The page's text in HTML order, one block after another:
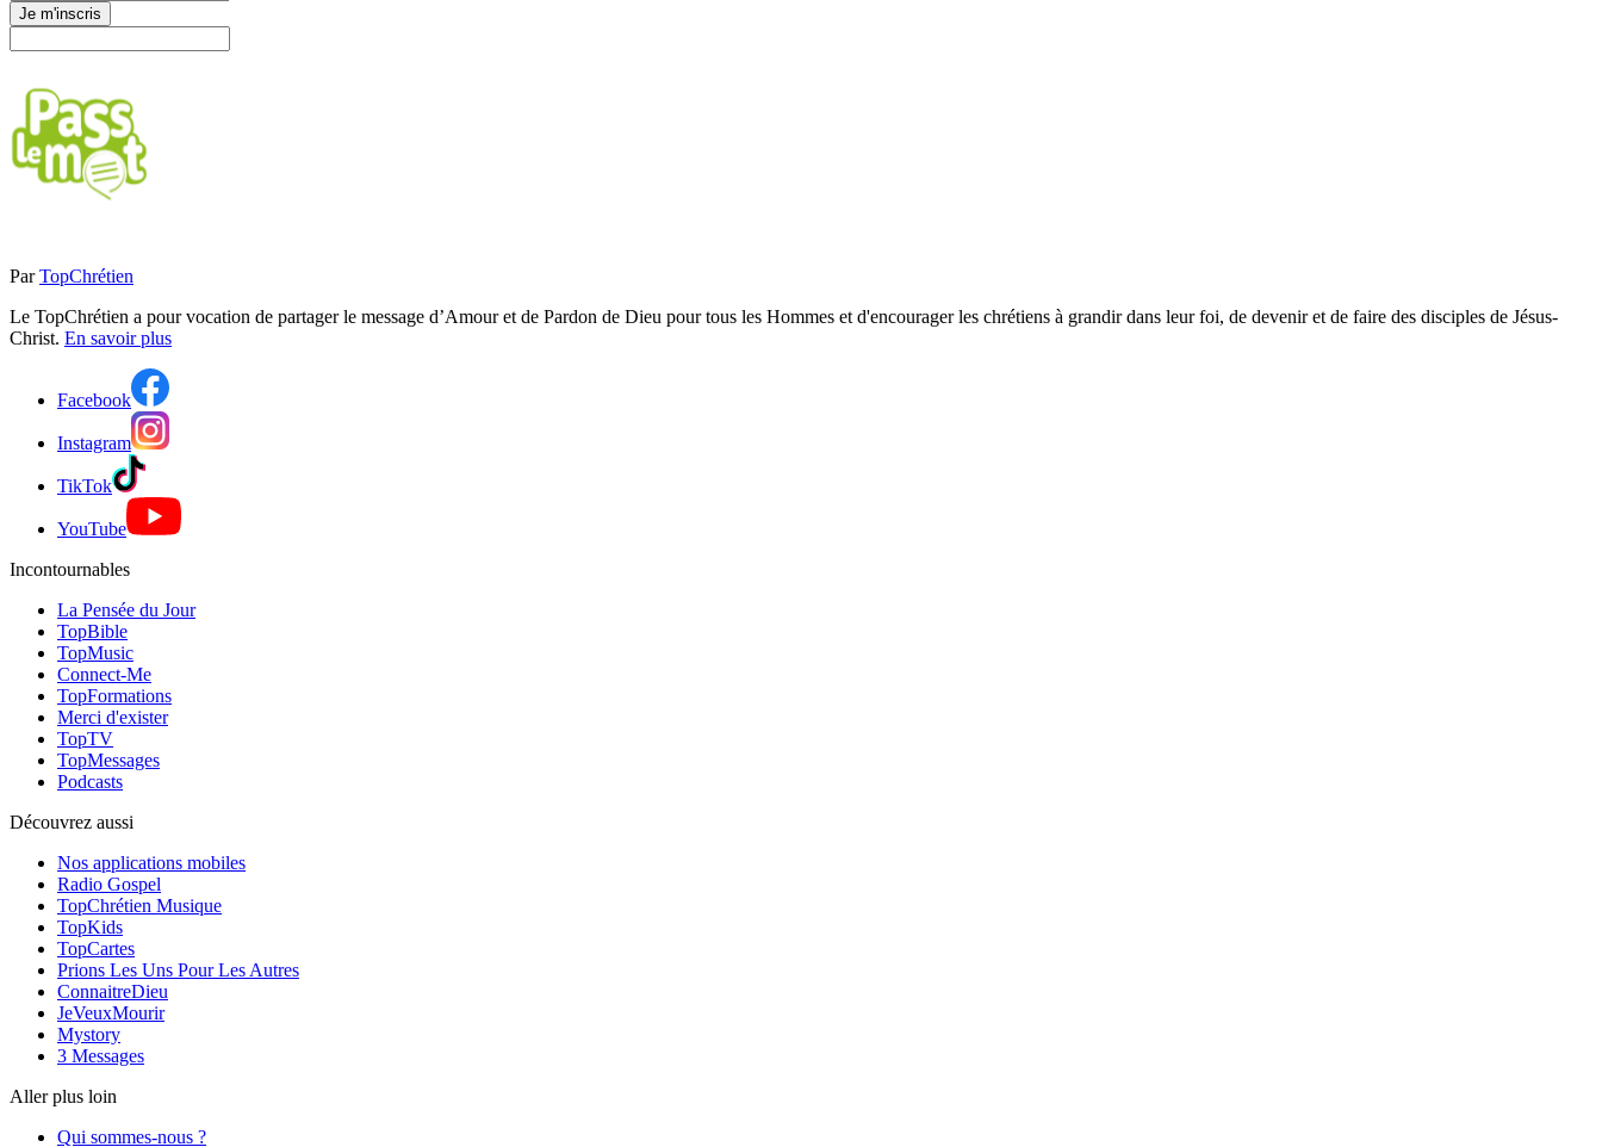
Je m'inscris
Par TopChrétien
Le TopChrétien a pour vocation de partager le message d’Amour et de Pardon de Dieu pour tous les Hommes et d'encourager les chrétiens à grandir dans leur foi, de devenir et de faire des disciples de Jésus-
Christ. En savoir plus
Facebook
Instagram
TikTok
YouTube
Incontournables
La Pensée du Jour
TopBible
TopMusic
Connect-Me
TopFormations
Merci d'exister
TopTV
TopMessages
Podcasts
Découvrez aussi
Nos applications mobiles
Radio Gospel
TopChrétien Musique
TopKids
TopCartes
Prions Les Uns Pour Les Autres
ConnaitreDieu
JeVeuxMourir
Mystory
3 Messages
Aller plus loin
Qui sommes-nous ?